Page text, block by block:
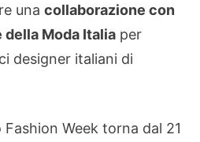
una collaborazione con
della Moda Italia per
designer italiani di
Fashion Week torna dal 21